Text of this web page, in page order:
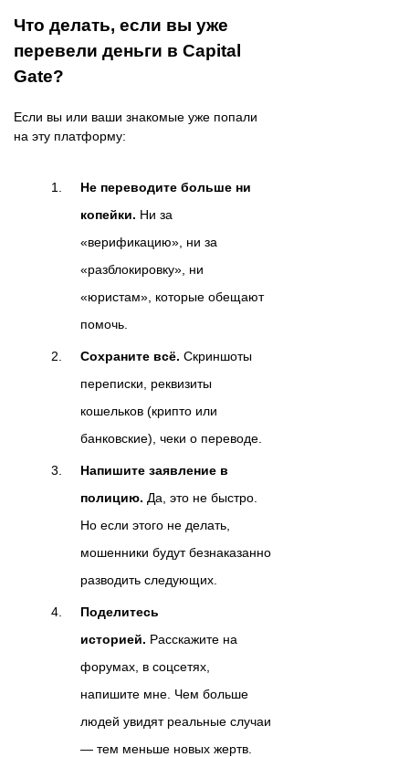
Что делать, если вы уже
перевели деньги в Capital
Gate?
Если вы или ваши знакомые уже попали
на эту платформу:
Не переводите больше ни
копейки. Ни за
«верификацию», ни за
«разблокировку», ни
«юристам», которые обещают
помочь.
Сохраните всё. Скриншоты
переписки, реквизиты
кошельков (крипто или
банковские), чеки о переводе.
Напишите заявление в
полицию. Да, это не быстро.
Но если этого не делать,
мошенники будут безнаказанно
разводить следующих.
Поделитесь
историей. Расскажите на
форумах, в соцсетях,
напишите мне. Чем больше
людей увидят реальные случаи
— тем меньше новых жертв.